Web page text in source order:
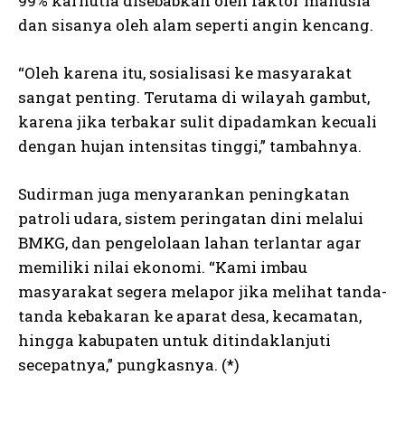
dan sisanya oleh alam seperti angin kencang.
“Oleh karena itu, sosialisasi ke masyarakat
sangat penting. Terutama di wilayah gambut,
karena jika terbakar sulit dipadamkan kecuali
dengan hujan intensitas tinggi,” tambahnya.
Sudirman juga menyarankan peningkatan
patroli udara, sistem peringatan dini melalui
BMKG, dan pengelolaan lahan terlantar agar
memiliki nilai ekonomi. “Kami imbau
masyarakat segera melapor jika melihat tanda-
tanda kebakaran ke aparat desa, kecamatan,
hingga kabupaten untuk ditindaklanjuti
secepatnya,” pungkasnya. (*)